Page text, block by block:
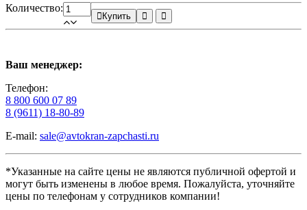
Количество:
Купить
Ваш менеджер:
Телефон:
8 800 600 07 89
8 (9611) 18-80-89
E-mail: sale@avtokran-zapchasti.ru
*Указанные на сайте цены не являются публичной офертой и
могут быть изменены в любое время. Пожалуйста, уточняйте
цены по телефонам у сотрудников компании!